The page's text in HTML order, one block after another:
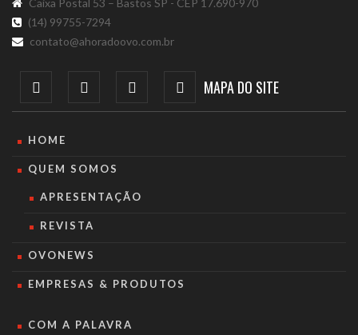
Caixa Postal 53 – Bastos SP - CEP 17.690-970
(14) 99755-7294
contato@ahoradoovo.com.br
MAPA DO SITE
HOME
QUEM SOMOS
APRESENTAÇÃO
REVISTA
OVONEWS
EMPRESAS & PRODUTOS
COM A PALAVRA